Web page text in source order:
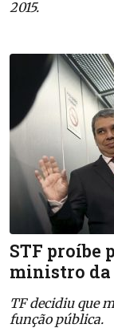
2015.
STF proíbe
ministro
TF decidiu que
função pública.